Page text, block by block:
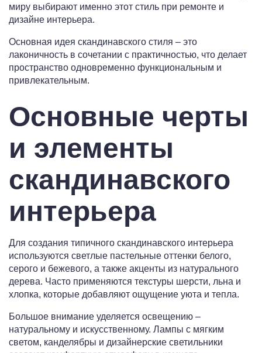
миру выбирают именно этот стиль при ремонте и
дизайне интерьера.
Основная идея скандинавского стиля – это
лаконичность в сочетании с практичностью, что делает
пространство одновременно функциональным и
привлекательным.
Основные черты
и элементы
скандинавского
интерьера
Для создания типичного скандинавского интерьера
используются светлые пастельные оттенки белого,
серого и бежевого, а также акценты из натурального
дерева. Часто применяются текстуры шерсти, льна и
хлопка, которые добавляют ощущение уюта и тепла.
Большое внимание уделяется освещению –
натуральному и искусственному. Лампы с мягким
светом, канделябры и дизайнерские светильники